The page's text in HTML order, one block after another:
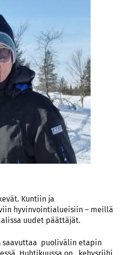
Kuntiin ja
hyvinvointialueisiin – meillä
uudet päättäjät.
saavuttaa puolivälin etapin